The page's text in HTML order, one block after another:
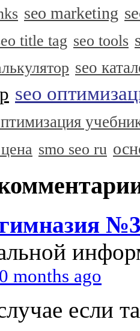
seo marketing
title tag seo tools
seo
seo
smo seo ru
№3
months ago
если